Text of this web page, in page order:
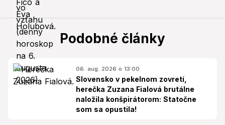
Podobné články
06. aug. 2026 o 13:00
Slovensko v pekelnom zovretí,
herečka Zuzana Fialová brutálne
naložila konšpirátorom: Statočne
som sa opustila!